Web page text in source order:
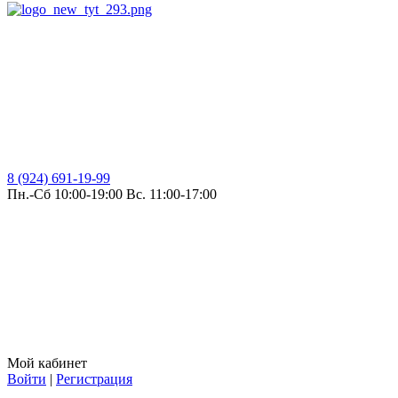
8 (924) 691-19-99
Пн.-Сб 10:00-19:00 Вс. 11:00-17:00
Мой кабинет
Войти | Регистрация